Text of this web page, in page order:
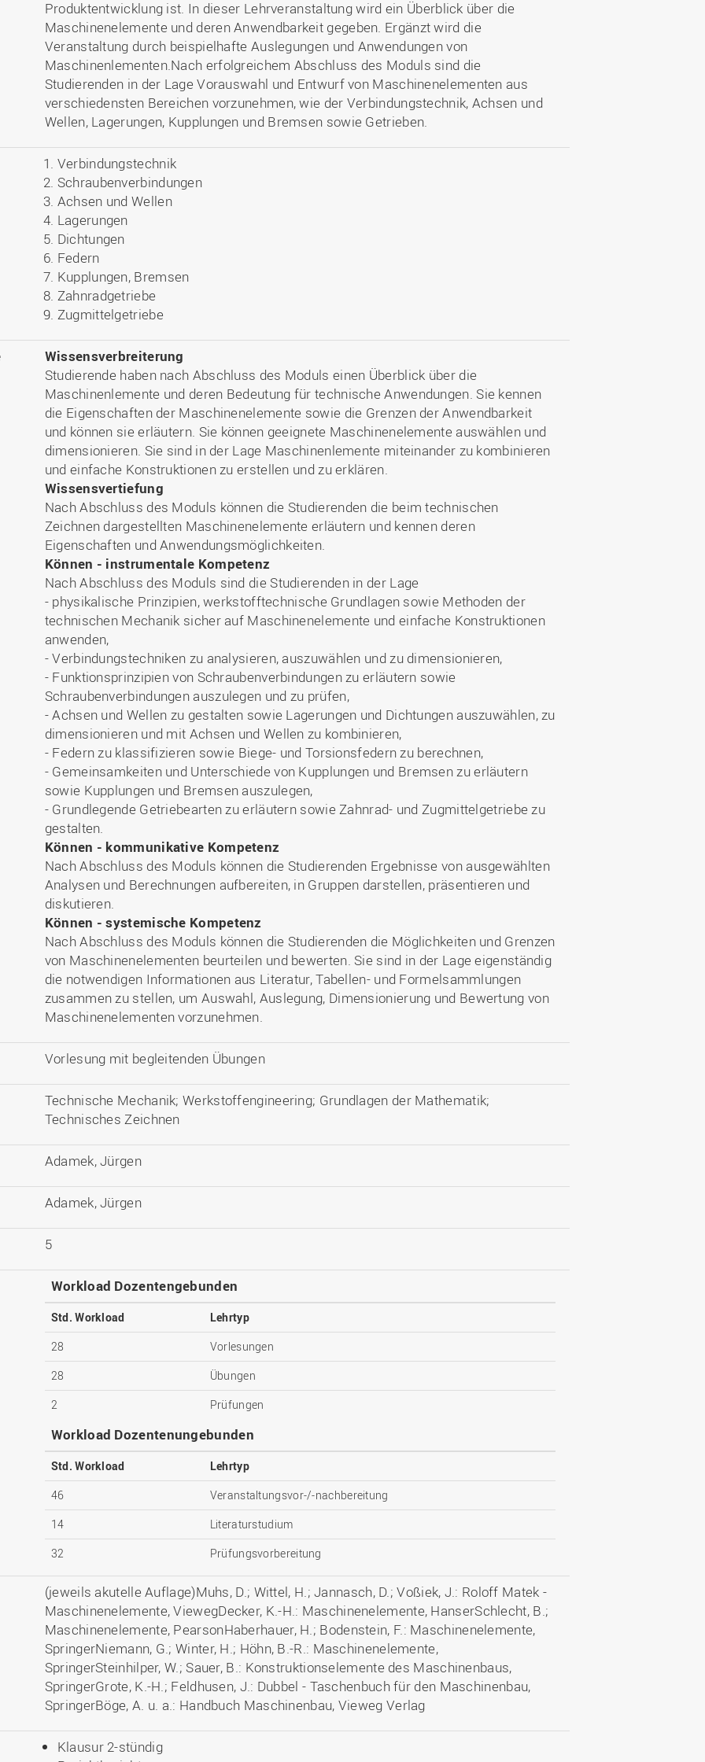
Produktentwicklung ist. In dieser Lehrveranstaltung wird ein Überblick über die
Maschinenelemente und deren Anwendbarkeit gegeben. Ergänzt wird die
Veranstaltung durch beispielhafte Auslegungen und Anwendungen von
Maschinenlementen.Nach erfolgreichem Abschluss des Moduls sind die
Studierenden in der Lage Vorauswahl und Entwurf von Maschinenelementen aus
verschiedensten Bereichen vorzunehmen, wie der Verbindungstechnik, Achsen und
Wellen, Lagerungen, Kupplungen und Bremsen sowie Getrieben.
Verbindungstechnik
Schraubenverbindungen
Achsen und Wellen
Lagerungen
Dichtungen
Federn
Kupplungen, Bremsen
Zahnradgetriebe
Zugmittelgetriebe
Wissensverbreiterung
Studierende haben nach Abschluss des Moduls einen Überblick über die
Maschinenlemente und deren Bedeutung für technische Anwendungen. Sie kennen
die Eigenschaften der Maschinenelemente sowie die Grenzen der Anwendbarkeit
und können sie erläutern. Sie können geeignete Maschinenelemente auswählen und
dimensionieren. Sie sind in der Lage Maschinenlemente miteinander zu kombinieren
und einfache Konstruktionen zu erstellen und zu erklären.
Wissensvertiefung
Nach Abschluss des Moduls können die Studierenden die beim technischen
Zeichnen dargestellten Maschinenelemente erläutern und kennen deren
Eigenschaften und Anwendungsmöglichkeiten.
Können - instrumentale Kompetenz
Nach Abschluss des Moduls sind die Studierenden in der Lage
- physikalische Prinzipien, werkstofftechnische Grundlagen sowie Methoden der
technischen Mechanik sicher auf Maschinenelemente und einfache Konstruktionen
anwenden,
- Verbindungstechniken zu analysieren, auszuwählen und zu dimensionieren,
- Funktionsprinzipien von Schraubenverbindungen zu erläutern sowie
Schraubenverbindungen auszulegen und zu prüfen,
- Achsen und Wellen zu gestalten sowie Lagerungen und Dichtungen auszuwählen, zu
dimensionieren und mit Achsen und Wellen zu kombinieren,
- Federn zu klassifizieren sowie Biege- und Torsionsfedern zu berechnen,
- Gemeinsamkeiten und Unterschiede von Kupplungen und Bremsen zu erläutern
sowie Kupplungen und Bremsen auszulegen,
- Grundlegende Getriebearten zu erläutern sowie Zahnrad- und Zugmittelgetriebe zu
gestalten.
Können - kommunikative Kompetenz
Nach Abschluss des Moduls können die Studierenden Ergebnisse von ausgewählten
Analysen und Berechnungen aufbereiten, in Gruppen darstellen, präsentieren und
diskutieren.
Können - systemische Kompetenz
Nach Abschluss des Moduls können die Studierenden die Möglichkeiten und Grenzen
von Maschinenelementen beurteilen und bewerten. Sie sind in der Lage eigenständig
die notwendigen Informationen aus Literatur, Tabellen- und Formelsammlungen
zusammen zu stellen, um Auswahl, Auslegung, Dimensionierung und Bewertung von
Maschinenelementen vorzunehmen.
Vorlesung mit begleitenden Übungen
Technische Mechanik; Werkstoffengineering; Grundlagen der Mathematik;
Technisches Zeichnen
Adamek, Jürgen
Adamek, Jürgen
5
Workload Dozentengebunden
Std. Workload
Lehrtyp
28
Vorlesungen
28
Übungen
2
Prüfungen
Workload Dozentenungebunden
Std. Workload
Lehrtyp
46
Veranstaltungsvor-/-nachbereitung
14
Literaturstudium
32
Prüfungsvorbereitung
(jeweils akutelle Auflage)Muhs, D.; Wittel, H.; Jannasch, D.; Voßiek, J.: Roloff Matek -
Maschinenelemente, ViewegDecker, K.-H.: Maschinenelemente, HanserSchlecht, B.;
Maschinenelemente, PearsonHaberhauer, H.; Bodenstein, F.: Maschinenelemente,
SpringerNiemann, G.; Winter, H.; Höhn, B.-R.: Maschinenelemente,
SpringerSteinhilper, W.; Sauer, B.: Konstruktionselemente des Maschinenbaus,
SpringerGrote, K.-H.; Feldhusen, J.: Dubbel - Taschenbuch für den Maschinenbau,
SpringerBöge, A. u. a.: Handbuch Maschinenbau, Vieweg Verlag
Klausur 2-stündig